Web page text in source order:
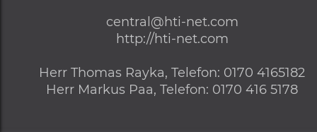
central@hti-net.com
http://hti-net.com
Herr Thomas Rayka, Telefon: 0170 4165182
Herr Markus Paa, Telefon: 0170 416 5178